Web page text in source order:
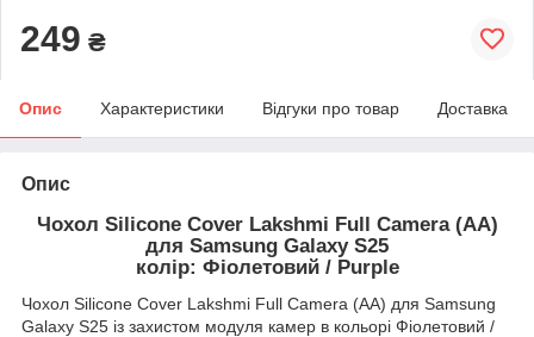
249 ₴
Опис Характеристики Відгуки про товар Доставка
Опис
Чохол Silicone Cover Lakshmi Full Camera (AA)
для Samsung Galaxy S25
колір: Фіолетовий / Purple
Чохол Silicone Cover Lakshmi Full Camera (AA) для Samsung
Galaxy S25 із захистом модуля камер в кольорі Фіолетовий /